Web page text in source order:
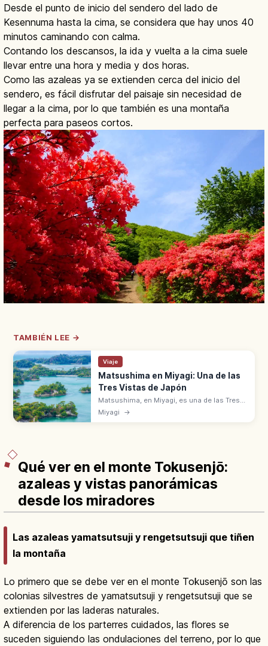
Desde el punto de inicio del sendero del lado de
Kesennuma hasta la cima, se considera que hay unos 40
minutos caminando con calma.
Contando los descansos, la ida y vuelta a la cima suele
llevar entre una hora y media y dos horas.
Como las azaleas ya se extienden cerca del inicio del
sendero, es fácil disfrutar del paisaje sin necesidad de
llegar a la cima, por lo que también es una montaña
perfecta para paseos cortos.
TAMBIÉN LEE →
Viaje
Matsushima en Miyagi: Una de las
Tres Vistas de Japón
Matsushima, en Miyagi, es una de las Tres
Vistas de Japón con numerosos islotes
cubiertos de pinos en la bahía. Templos
Miyagi →
Qué ver en el monte Tokusenjō:
azaleas y vistas panorámicas
desde los miradores
Las azaleas yamatsutsuji y rengetsutsuji que tiñen
la montaña
Lo primero que se debe ver en el monte Tokusenjō son las
colonias silvestres de yamatsutsuji y rengetsutsuji que se
extienden por las laderas naturales.
A diferencia de los parterres cuidados, las flores se
suceden siguiendo las ondulaciones del terreno, por lo que